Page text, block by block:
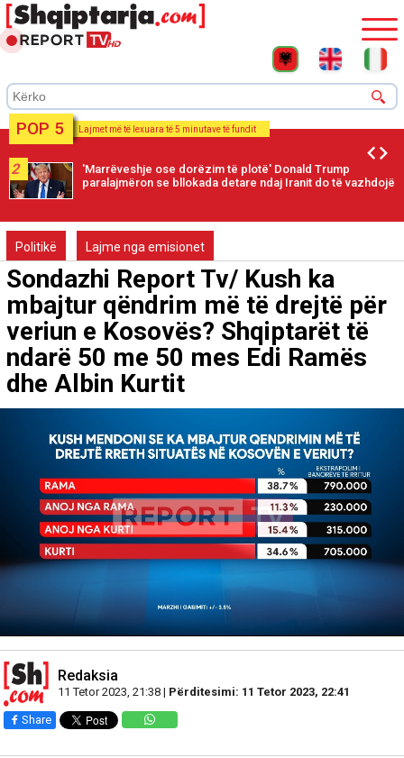
POP 5 Lajmet më të lexuara të 5 minutave të fundit
2
'Marrëveshje ose dorëzim të plotë' Donald Trump
paralajmëron se bllokada detare ndaj Iranit do të vazhdojë
Politikë Lajme nga emisionet
Sondazhi Report Tv/ Kush ka
mbajtur qëndrim më të drejtë për
veriun e Kosovës? Shqiptarët të
ndarë 50 me 50 mes Edi Ramës
dhe Albin Kurtit
Redaksia
11 Tetor 2023, 21:38 | Përditesimi: 11 Tetor 2023, 22:41
Share